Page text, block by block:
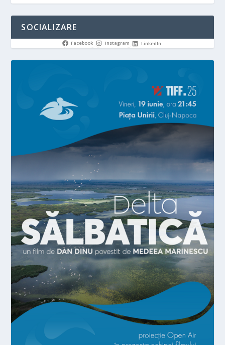
SOCIALIZARE
Facebook Instagram LinkedIn